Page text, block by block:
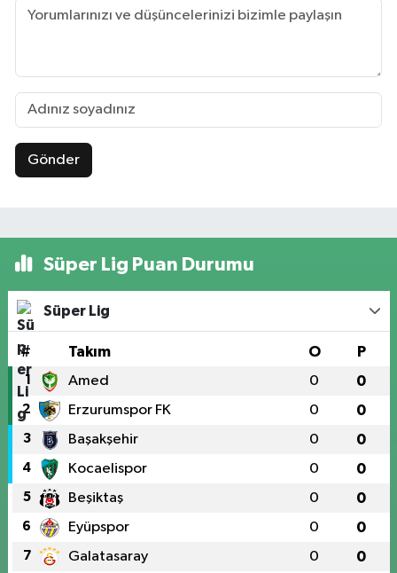
Gönder
Süper Lig Puan Durumu
Süper Lig
# Takım O P
1 Amed 0 0
2 Erzurumspor FK 0 0
3 Başakşehir 0 0
4 Kocaelispor 0 0
5 Beşiktaş 0 0
6 Eyüpspor 0 0
7 Galatasaray 0 0